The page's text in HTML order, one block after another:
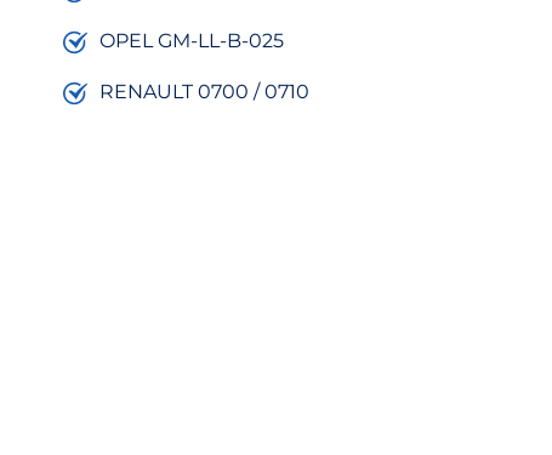
OPEL GM-LL-B-025
RENAULT 0700 / 0710